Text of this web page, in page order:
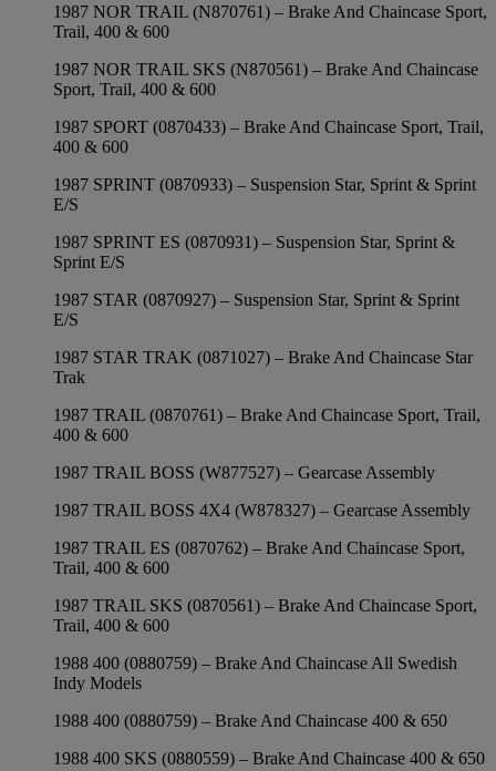
1987 NOR TRAIL (N870761) – Brake And Chaincase Sport,
Trail, 400 & 600
1987 NOR TRAIL SKS (N870561) – Brake And Chaincase
Sport, Trail, 400 & 600
1987 SPORT (0870433) – Brake And Chaincase Sport, Trail,
400 & 600
1987 SPRINT (0870933) – Suspension Star, Sprint & Sprint
E/S
1987 SPRINT ES (0870931) – Suspension Star, Sprint &
Sprint E/S
1987 STAR (0870927) – Suspension Star, Sprint & Sprint
E/S
1987 STAR TRAK (0871027) – Brake And Chaincase Star
Trak
1987 TRAIL (0870761) – Brake And Chaincase Sport, Trail,
400 & 600
1987 TRAIL BOSS (W877527) – Gearcase Assembly
1987 TRAIL BOSS 4X4 (W878327) – Gearcase Assembly
1987 TRAIL ES (0870762) – Brake And Chaincase Sport,
Trail, 400 & 600
1987 TRAIL SKS (0870561) – Brake And Chaincase Sport,
Trail, 400 & 600
1988 400 (0880759) – Brake And Chaincase All Swedish
Indy Models
1988 400 (0880759) – Brake And Chaincase 400 & 650
1988 400 SKS (0880559) – Brake And Chaincase 400 & 650